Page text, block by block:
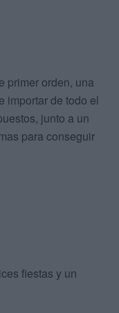
primer orden, una
importar de todo el
junto a un
para conseguir
fiestas y un